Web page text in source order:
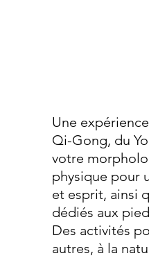
Une
Qi-Gong, du
votre
physique pour
et esprit, ainsi
dédiés aux
Des activités
autres, à la